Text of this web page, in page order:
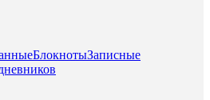
БлокнотыЗаписные